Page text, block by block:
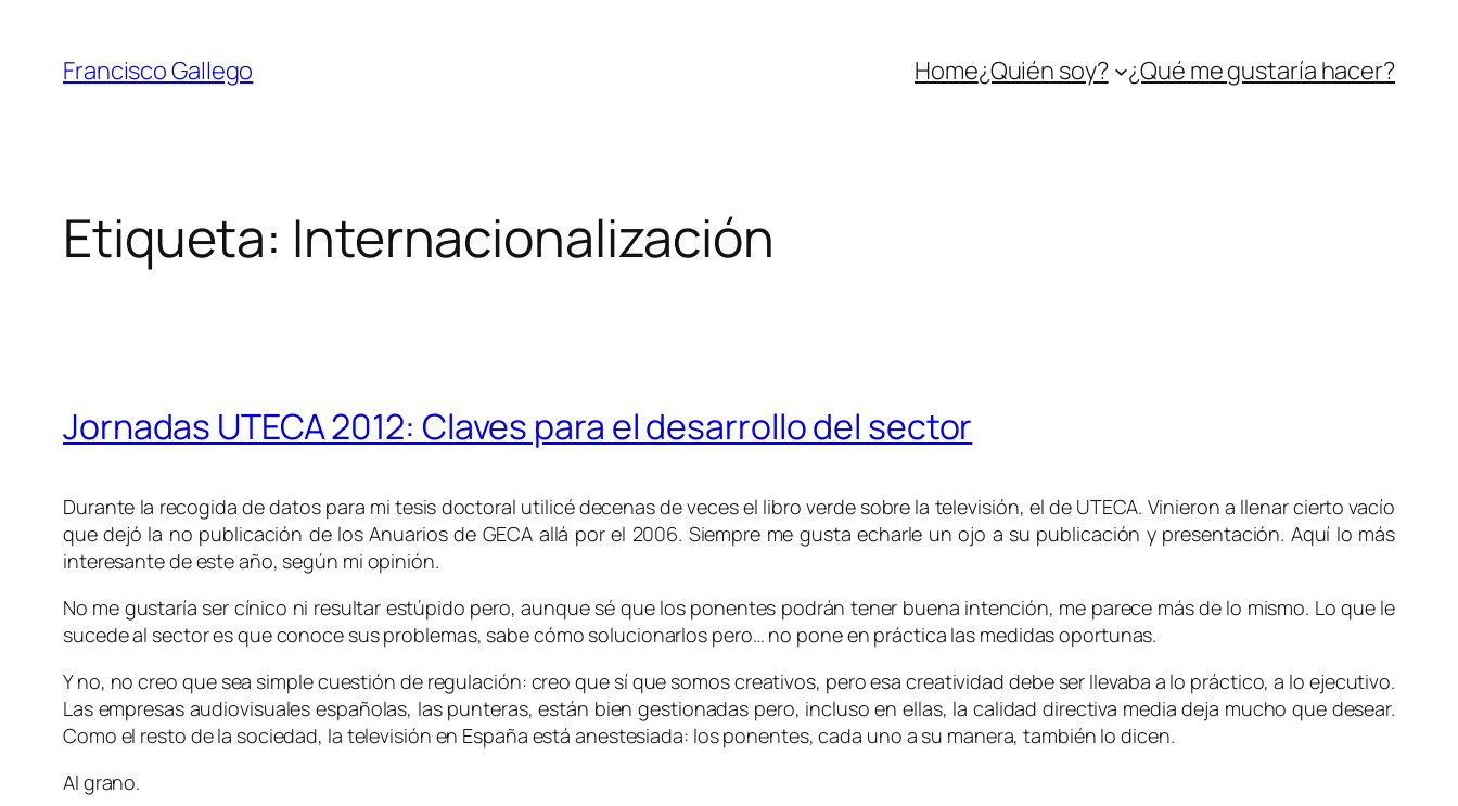
contenido
Francisco Gallego Home¿Quién soy? ¿Qué me gustaría hacer?
Etiqueta: Internacionalización
Jornadas UTECA 2012: Claves para el desarrollo del sector
Durante la recogida de datos para mi tesis doctoral utilicé decenas de veces el libro verde sobre la televisión, el de UTECA. Vinieron a llenar cierto vacío
que dejó la no publicación de los Anuarios de GECA allá por el 2006. Siempre me gusta echarle un ojo a su publicación y presentación. Aquí lo más
interesante de este año, según mi opinión.
No me gustaría ser cínico ni resultar estúpido pero, aunque sé que los ponentes podrán tener buena intención, me parece más de lo mismo. Lo que le
sucede al sector es que conoce sus problemas, sabe cómo solucionarlos pero… no pone en práctica las medidas oportunas.
Y no, no creo que sea simple cuestión de regulación: creo que sí que somos creativos, pero esa creatividad debe ser llevaba a lo práctico, a lo ejecutivo.
Las empresas audiovisuales españolas, las punteras, están bien gestionadas pero, incluso en ellas, la calidad directiva media deja mucho que desear.
Como el resto de la sociedad, la televisión en España está anestesiada: los ponentes, cada uno a su manera, también lo dicen.
Al grano.